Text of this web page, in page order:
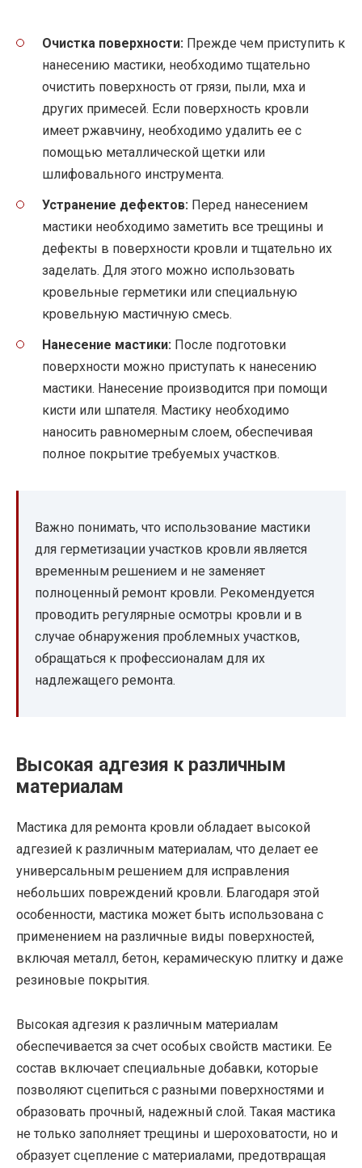
Очистка поверхности: Прежде чем приступить к
нанесению мастики, необходимо тщательно
очистить поверхность от грязи, пыли, мха и
других примесей. Если поверхность кровли
имеет ржавчину, необходимо удалить ее с
помощью металлической щетки или
шлифовального инструмента.
Устранение дефектов: Перед нанесением
мастики необходимо заметить все трещины и
дефекты в поверхности кровли и тщательно их
заделать. Для этого можно использовать
кровельные герметики или специальную
кровельную мастичную смесь.
Нанесение мастики: После подготовки
поверхности можно приступать к нанесению
мастики. Нанесение производится при помощи
кисти или шпателя. Мастику необходимо
наносить равномерным слоем, обеспечивая
полное покрытие требуемых участков.
Важно понимать, что использование мастики
для герметизации участков кровли является
временным решением и не заменяет
полноценный ремонт кровли. Рекомендуется
проводить регулярные осмотры кровли и в
случае обнаружения проблемных участков,
обращаться к профессионалам для их
надлежащего ремонта.
Высокая адгезия к различным
материалам
Мастика для ремонта кровли обладает высокой
адгезией к различным материалам, что делает ее
универсальным решением для исправления
небольших повреждений кровли. Благодаря этой
особенности, мастика может быть использована с
применением на различные виды поверхностей,
включая металл, бетон, керамическую плитку и даже
резиновые покрытия.
Высокая адгезия к различным материалам
обеспечивается за счет особых свойств мастики. Ее
состав включает специальные добавки, которые
позволяют сцепиться с разными поверхностями и
образовать прочный, надежный слой. Такая мастика
не только заполняет трещины и шероховатости, но и
образует сцепление с материалами, предотвращая